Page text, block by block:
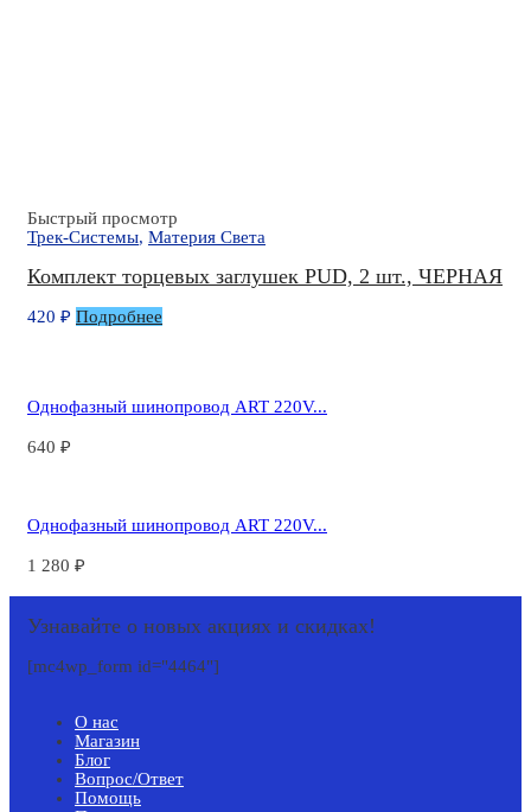
Быстрый просмотр
Трек-Системы, Материя Света
Комплект торцевых заглушек PUD, 2 шт., ЧЕРНАЯ
420 ₽ Подробнее
Однофазный шинопровод ART 220V...
640 ₽
Однофазный шинопровод ART 220V...
1 280 ₽
Узнавайте о новых акциях и скидках!
[mc4wp_form id="4464"]
О нас
Магазин
Блог
Вопрос/Ответ
Помощь